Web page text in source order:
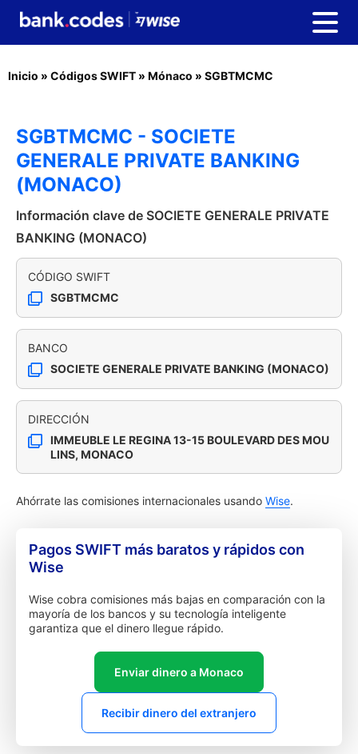
Inicio » Códigos SWIFT » Mónaco » SGBTMCMC
SGBTMCMC - SOCIETE
GENERALE PRIVATE BANKING
(MONACO)
Información clave de SOCIETE GENERALE PRIVATE
BANKING (MONACO)
CÓDIGO SWIFT
SGBTMCMC
BANCO
SOCIETE GENERALE PRIVATE BANKING (MONACO)
DIRECCIÓN
IMMEUBLE LE REGINA 13-15 BOULEVARD DES MOU
LINS, MONACO
Ahórrate las comisiones internacionales usando Wise.
Pagos SWIFT más baratos y rápidos con
Wise
Wise cobra comisiones más bajas en comparación con la
mayoría de los bancos y su tecnología inteligente
garantiza que el dinero llegue rápido.
Enviar dinero a Monaco
Recibir dinero del extranjero